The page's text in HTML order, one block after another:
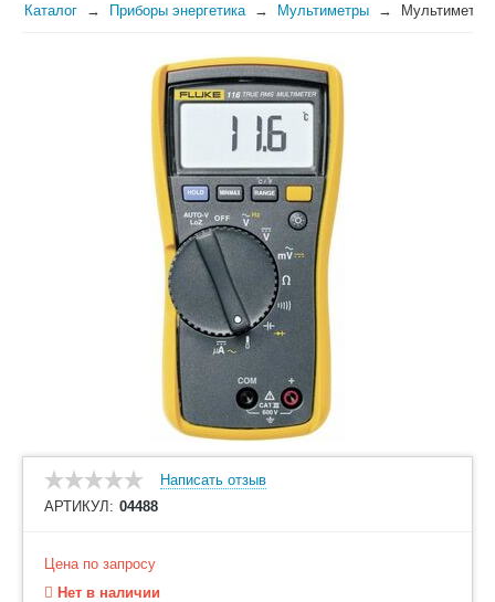
Каталог Приборы энергетика Мультиметры Мультиметр
Написать отзыв
АРТИКУЛ: 04488
Цена по запросу
Нет в наличии